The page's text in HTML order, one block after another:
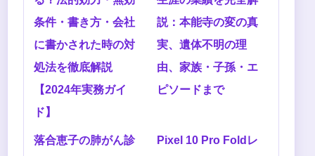
条件・書き方・会社
に書かされた時の対
処法を徹底解説
【2024年実務ガイ
ド】
説：本能寺の変の真
実、遺体不明の理
由、家族・子孫・エ
ピソードまで
落合恵子の肺がん診
Pixel 10 Pro Foldレ